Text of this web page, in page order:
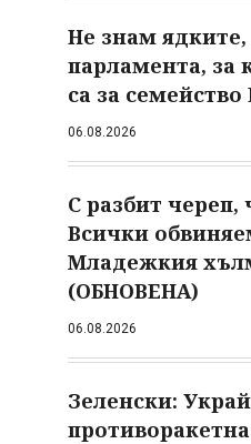
Не знам
парламента, за
са за семейство
06.08.2026
С разбит череп,
Всички
Младежкия
(ОБНОВЕНА)
06.08.2026
Зеленски: